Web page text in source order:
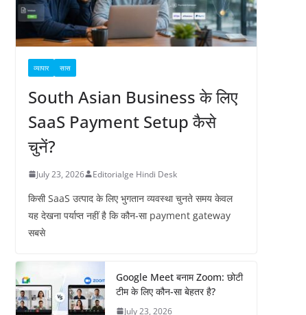
व्यापार सास
South Asian Business के लिए
SaaS Payment Setup कैसे
चुनें?
July 23, 2026 Editorialge Hindi Desk
किसी SaaS उत्पाद के लिए भुगतान व्यवस्था चुनते समय केवल
यह देखना पर्याप्त नहीं है कि कौन-सा payment gateway
सबसे
Google Meet बनाम Zoom: छोटी
टीम के लिए कौन-सा बेहतर है?
July 23, 2026